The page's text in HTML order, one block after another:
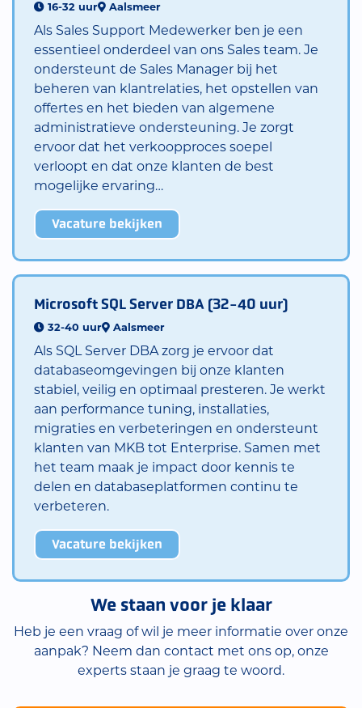
16-32 uur Aalsmeer
Als Sales Support Medewerker ben je een
essentieel onderdeel van ons Sales team. Je
ondersteunt de Sales Manager bij het
beheren van klantrelaties, het opstellen van
offertes en het bieden van algemene
administratieve ondersteuning. Je zorgt
ervoor dat het verkoopproces soepel
verloopt en dat onze klanten de best
mogelijke ervaring…
Vacature bekijken
Microsoft SQL Server DBA (32-40 uur)
32-40 uur Aalsmeer
Als SQL Server DBA zorg je ervoor dat
databaseomgevingen bij onze klanten
stabiel, veilig en optimaal presteren. Je werkt
aan performance tuning, installaties,
migraties en verbeteringen en ondersteunt
klanten van MKB tot Enterprise. Samen met
het team maak je impact door kennis te
delen en databaseplatformen continu te
verbeteren.
Vacature bekijken
We staan voor je klaar
Heb je een vraag of wil je meer informatie over onze
aanpak? Neem dan contact met ons op, onze
experts staan je graag te woord.